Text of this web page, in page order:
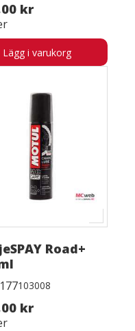
kr
Lägg i varukorg
Road+
103008
kr